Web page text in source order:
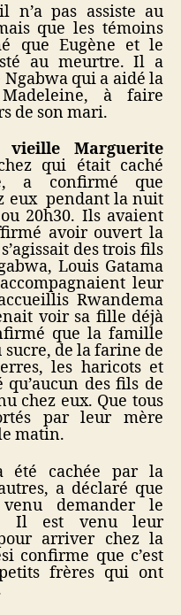
n’a pas assiste au
que les témoins
que Eugène et le
au meurtre. Il a
Ngabwa qui a aidé la
à faire
de son mari.
Marguerite
qui était caché
a confirmé que
eux pendant la nuit
20h30. Ils avaient
avoir ouvert la
des trois fils
Louis Gatama
leur
Rwandema
voir sa fille déjà
que la famille
de la farine de
les haricots et
des fils de
chez eux. Que tous
par leur mère
matin.
été cachée par la
a déclaré que
demander le
Il est venu leur
arriver chez la
confirme que c’est
frères qui ont